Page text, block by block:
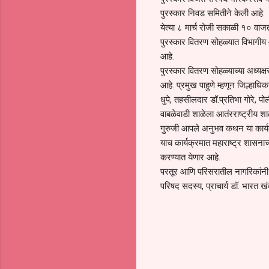
पुरस्कार निवड समितीने केली आहे.
येत्या ८ मार्च रोजी सकाळी १०
पुरस्कार वितरण सोहळ्यात
आहे.
पुरस्कार वितरण सोहळ्याच्या
आहे. प्रमुख पाहुणे म्हणून
धुपे, तहसीलदार डॉ.प्रतिभा गोरे,
वाबळेवाडी शाळेला आतंरराष्ट्रीय
गुरुजी आपले अनुभव कथन या
याच कार्यक्रमात महाराष्ट्र
करण्यात येणार आहे.
परतूर आणि परिसरातील
परिषद सदस्य, प्राचार्य डॉ. भारत